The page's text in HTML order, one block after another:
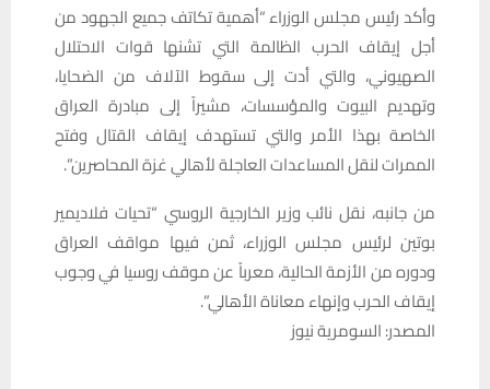
وأكد رئيس مجلس الوزراء “أهمية تكاتف جميع الجهود من
أجل إيقاف الحرب الظالمة التي تشنها قوات الاحتلال
الصهيوني، والتي أدت إلى سقوط الآلاف من الضحايا،
وتهديم البيوت والمؤسسات، مشيراً إلى مبادرة العراق
الخاصة بهذا الأمر والتي تستهدف إيقاف القتال وفتح
الممرات لنقل المساعدات العاجلة لأهالي غزة المحاصرين”.
من جانبه، نقل نائب وزير الخارجية الروسي “تحيات فلاديمير
بوتين لرئيس مجلس الوزراء، ثمن فيها مواقف العراق
ودوره من الأزمة الحالية، معرباً عن موقف روسيا في وجوب
إيقاف الحرب وإنهاء معاناة الأهالي”.
المصدر: السومرية نيوز